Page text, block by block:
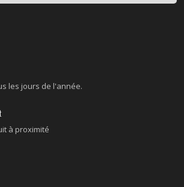
les jours de l'année.
à proximité